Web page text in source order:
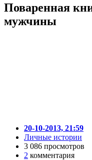
Поваренная
мужчины
20-10-2013, 21:59
Личные истории
3 086 просмотров
2 комментария